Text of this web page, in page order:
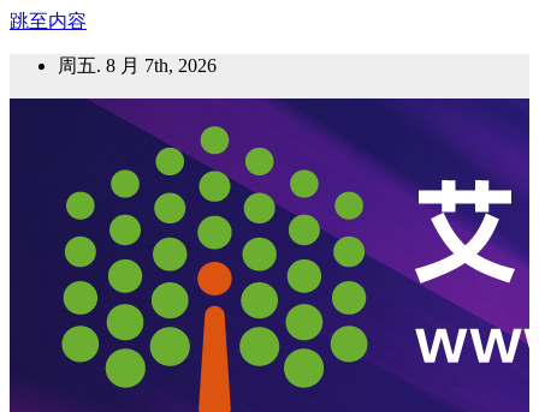
跳至内容
周五. 8 月 7th, 2026